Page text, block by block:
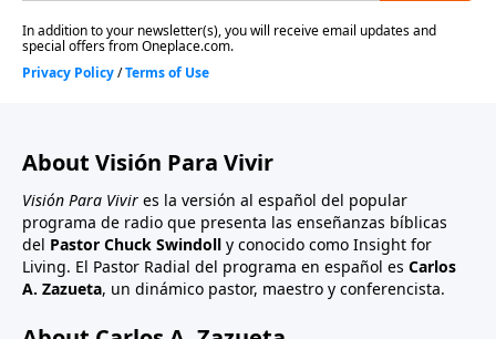
About Visión Para Vivir
Visión Para Vivir es la versión al español del popular
programa de radio que presenta las enseñanzas bíblicas
del Pastor Chuck Swindoll y conocido como Insight for
Living. El Pastor Radial del programa en español es Carlos
A. Zazueta, un dinámico pastor, maestro y conferencista.